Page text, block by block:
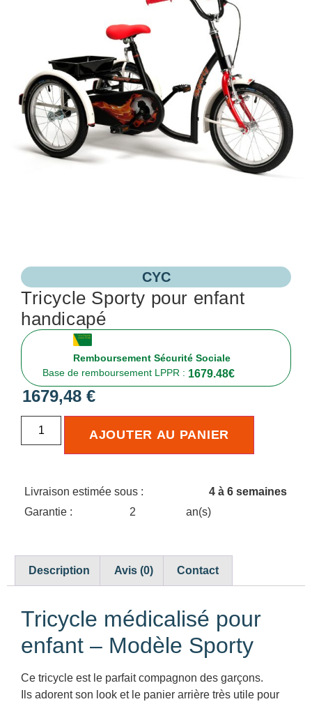
Tricycle Sporty pour enfant
handicapé
CYC
Remboursement Sécurité Sociale
Base de remboursement LPPR : 1679.48€
1679,48 €
AJOUTER AU PANIER
Livraison estimée sous :
4 à 6 semaines
Garantie :
2 an(s)
Description Avis (0) Contact
Tricycle médicalisé pour
enfant – Modèle Sporty
Ce tricycle est le parfait compagnon des garçons.
Ils adorent son look et le panier arrière très utile pour